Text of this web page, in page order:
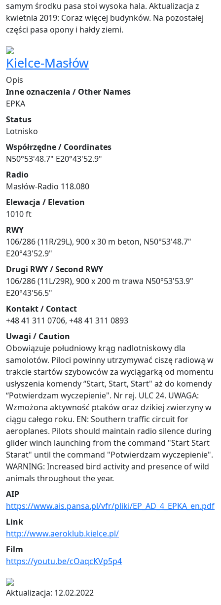
samym środku pasa stoi wysoka hala. Aktualizacja z
kwietnia 2019: Coraz więcej budynków. Na pozostałej
części pasa opony i hałdy ziemi.
Kielce-Masłów
Opis
Inne oznaczenia / Other Names
EPKA
Status
Lotnisko
Współrzędne / Coordinates
N50°53'48.7" E20°43'52.9"
Radio
Masłów-Radio 118.080
Elewacja / Elevation
1010 ft
RWY
106/286 (11R/29L), 900 x 30 m beton, N50°53'48.7"
E20°43'52.9"
Drugi RWY / Second RWY
106/286 (11L/29R), 900 x 200 m trawa N50°53'53.9"
E20°43'56.5"
Kontakt / Contact
+48 41 311 0706, +48 41 311 0893
Uwagi / Caution
Obowiązuje południowy krąg nadlotniskowy dla
samolotów. Piloci powinny utrzymywać ciszę radiową w
trakcie startów szybowców za wyciągarką od momentu
usłyszenia komendy “Start, Start, Start" aż do komendy
“Potwierdzam wyczepienie". Nr rej. ULC 24. UWAGA:
Wzmożona aktywność ptaków oraz dzikiej zwierzyny w
ciągu całego roku. EN: Southern traffic circuit for
aeroplanes. Pilots should maintain radio silence during
glider winch launching from the command "Start Start
Starat" until the command "Potwierdzam wyczepienie".
WARNING: Increased bird activity and presence of wild
animals throughout the year.
AIP
https://www.ais.pansa.pl/vfr/pliki/EP_AD_4_EPKA_en.pdf
Link
http://www.aeroklub.kielce.pl/
Film
https://youtu.be/cOaqcKVp5p4
Aktualizacja: 12.02.2022